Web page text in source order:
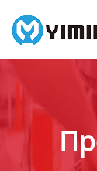
Tags
видео
О нас